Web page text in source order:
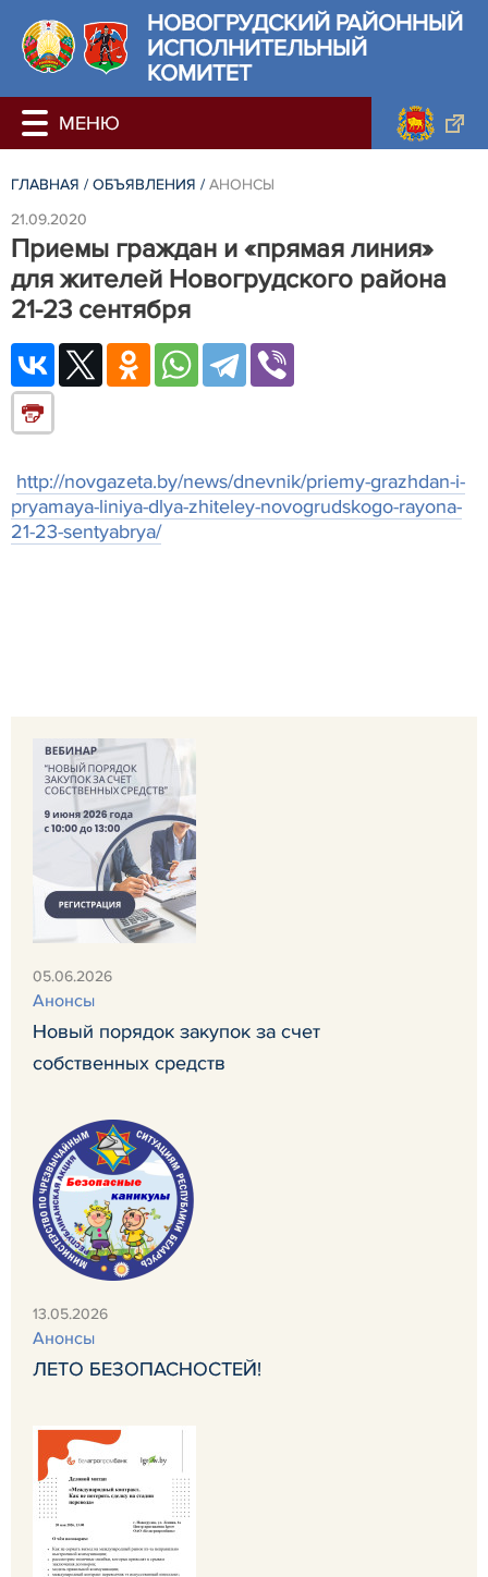
НОВОГРУДСКИЙ РАЙОННЫЙ
ИСПОЛНИТЕЛЬНЫЙ
КОМИТЕТ
ГЛАВНАЯ / ОБЪЯВЛЕНИЯ / АНОНСЫ
21.09.2020
Приемы граждан и «прямая линия»
для жителей Новогрудского района
21-23 сентября
http://novgazeta.by/news/dnevnik/priemy-grazhdan-i-
pryamaya-liniya-dlya-zhiteley-novogrudskogo-rayona-
21-23-sentyabrya/
05.06.2026
Анонсы
Новый порядок закупок за счет
собственных средств
13.05.2026
Анонсы
ЛЕТО БЕЗОПАСНОСТЕЙ!